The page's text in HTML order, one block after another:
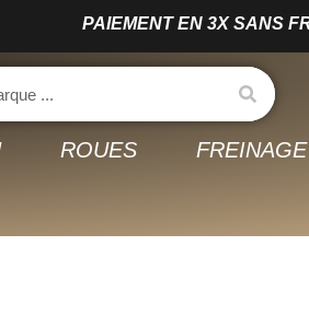
EN 3X SANS FRAIS À PARTIR
ROUES FREINAGE